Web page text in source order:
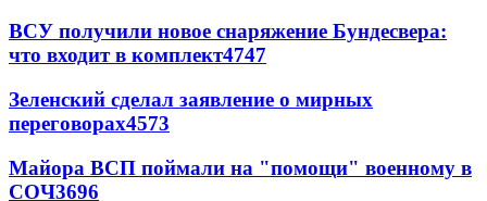
ВСУ получили новое снаряжение Бундесвера:
что входит в комплект4747
Зеленский сделал заявление о мирных
переговорах4573
Майора ВСП поймали на "помощи" военному в
СОЧ3696